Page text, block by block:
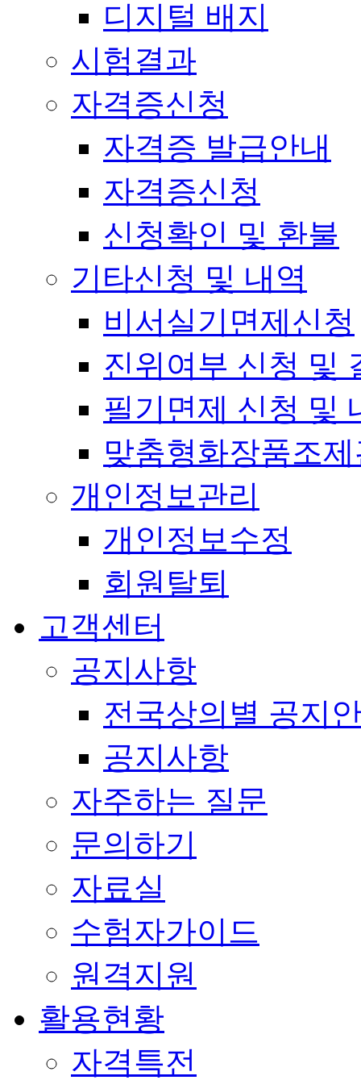
디지털 배지
시험결과
자격증신청
자격증 발급안내
자격증신청
신청확인 및 환불
기타신청 및 내역
비서실기면제신청
진위여부 신청 및
필기면제 신청 및
맞춤형화장품조
개인정보관리
개인정보수정
회원탈퇴
고객센터
공지사항
전국상의별 공지
공지사항
자주하는 질문
문의하기
자료실
수험자가이드
원격지원
활용현황
자격특전